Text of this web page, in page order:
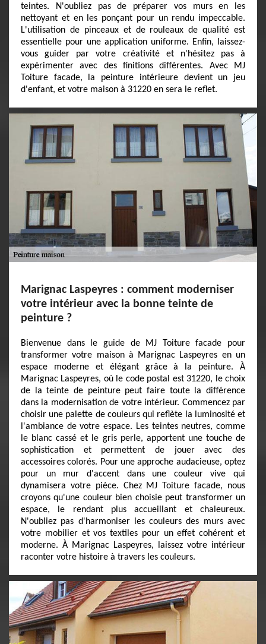
teintes. N'oubliez pas de préparer vos murs en les
nettoyant et en les ponçant pour un rendu impeccable.
L'utilisation de pinceaux et de rouleaux de qualité est
essentielle pour une application uniforme. Enfin, laissez-
vous guider par votre créativité et n'hésitez pas à
expérimenter avec des finitions différentes. Avec MJ
Toiture facade, la peinture intérieure devient un jeu
d'enfant, et votre maison à 31220 en sera le reflet.
Marignac Laspeyres : comment moderniser
votre intérieur avec la bonne teinte de
peinture ?
Bienvenue dans le guide de MJ Toiture facade pour
transformer votre maison à Marignac Laspeyres en un
espace moderne et élégant grâce à la peinture. À
Marignac Laspeyres, où le code postal est 31220, le choix
de la teinte de peinture peut faire toute la différence
dans la modernisation de votre intérieur. Commencez par
choisir une palette de couleurs qui reflète la luminosité et
l'ambiance de votre espace. Les teintes neutres, comme
le blanc cassé et le gris perle, apportent une touche de
sophistication et permettent de jouer avec des
accessoires colorés. Pour une approche audacieuse, optez
pour un mur d'accent dans une couleur vive qui
dynamisera votre pièce. Chez MJ Toiture facade, nous
croyons qu'une couleur bien choisie peut transformer un
espace, le rendant plus accueillant et chaleureux.
N'oubliez pas d'harmoniser les couleurs des murs avec
votre mobilier et vos textiles pour un effet cohérent et
moderne. À Marignac Laspeyres, laissez votre intérieur
raconter votre histoire à travers les couleurs.